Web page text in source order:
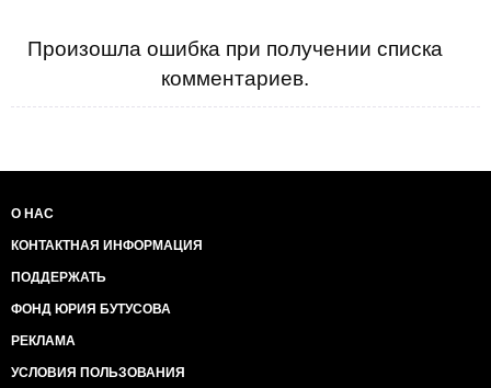
Произошла ошибка при получении списка
комментариев.
О НАС
КОНТАКТНАЯ ИНФОРМАЦИЯ
ПОДДЕРЖАТЬ
ФОНД ЮРИЯ БУТУСОВА
РЕКЛАМА
УСЛОВИЯ ПОЛЬЗОВАНИЯ